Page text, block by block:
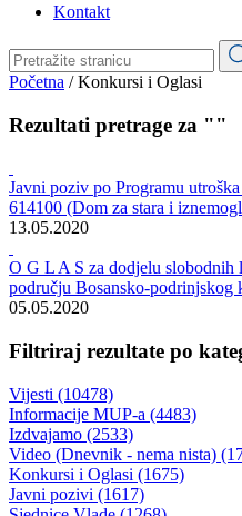
Pale-Prača
Kontakt
Konkursi i Oglasi
Rezultati pretrage za ""